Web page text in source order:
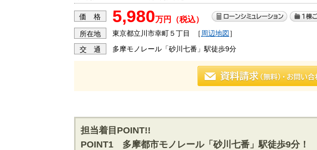
価 格 5,980万円（税込）
所在地 東京都立川市幸町５丁目 ［ 周辺地図］
交 通 多摩モノレール「砂川七番」駅徒歩9分
担当着目POINT!!
POINT1 多摩都市モノレール「砂川七番」駅徒歩9分！